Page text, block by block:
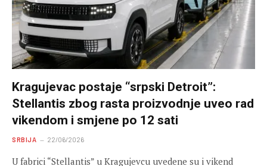
Kragujevac postaje “srpski Detroit”:
Stellantis zbog rasta proizvodnje uveo rad
vikendom i smjene po 12 sati
SRBIJA 22/06/2026
U fabrici “Stellantis” u Kragujevcu uvedene su i vikend